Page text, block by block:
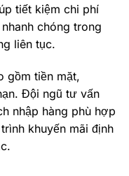
tiết kiệm chi phí
chóng trong
liên tục.
gồm tiền mặt,
Đội ngũ tư vấn
nhập hàng phù hợp
khuyến mãi định